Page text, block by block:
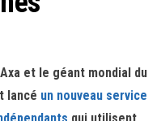
a
t
i
et le géant mondial du
lancé un nouveau service